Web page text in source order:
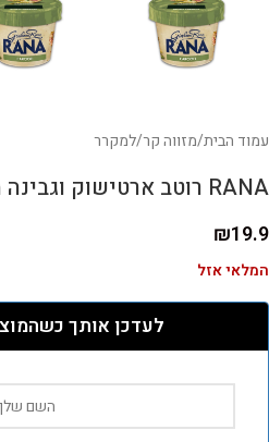
עמוד הבית/מזווה קר/למקרר
RANA רוטב ארטישוק וגבינה מגוררת
₪19.9
המלאי אזל
לעדכן אותך